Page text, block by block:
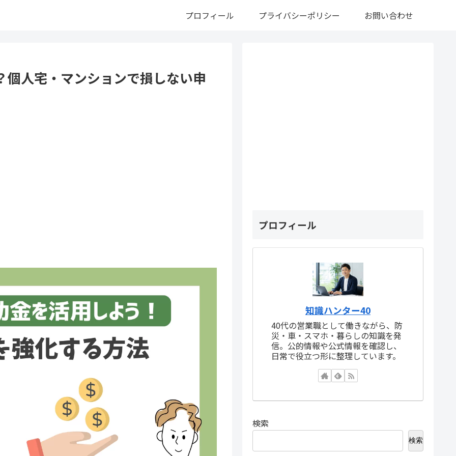
プロフィール プライバシーポリシー お問い合わせ
人宅・マンションで損しない申
プロフィール
知識ハンター40
40代の営業職として働きながら、防
災・車・スマホ・暮らしの知識を発
信。公的情報や公式情報を確認し、
日常で役立つ形に整理しています。
検索
検索